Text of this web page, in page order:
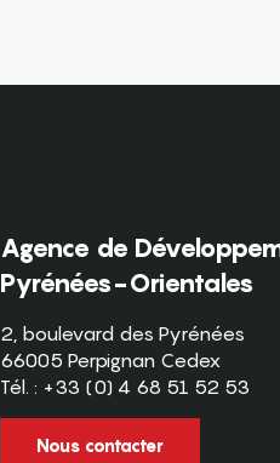
Agence de
Pyrénées-Orientales
2, boulevard des Pyrénées
66005 Perpignan Cedex
Tél. : +33 (0) 4 68 51 52 53
Nous contacter